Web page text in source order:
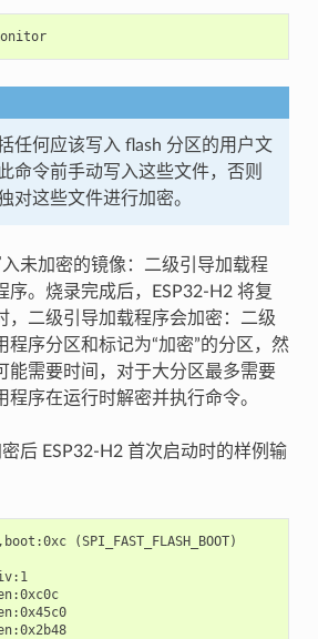
monitor
任何应该写入 flash 分区的用户文
命令前手动写入这些文件，否则
对这些文件进行加密。
未加密的镜像：二级引导加载程
序。烧录完成后，ESP32-H2 将复
，二级引导加载程序会加密：二级
程序分区和标记为“加密”的分区，然
能需要时间，对于大分区最多需要
程序在运行时解密并执行命令。
密后 ESP32-H2 首次启动时的样例输
(SPI_FAST_FLASH_BOOT)